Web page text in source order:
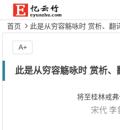
首页 此是从穷容觞咏时 赏析、翻
此是从穷容觞咏时 赏析、
将至桂林戒
宋代 李
A+